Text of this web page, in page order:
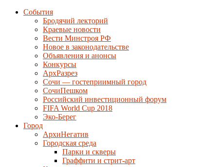
События
Бродячий лекторий
Краевые новости
Вести Минстроя РФ
Новое в законодательстве
Объявления и анонсы
Конкурсы
АрхРазрез
Сочи — гостеприимный город
СочиПешком
Российский инвестиционный форум
FIFA World Cup 2018
Эко-Берег
Город
АрхиНегатив
Городская среда
Парки и скверы
Граффити и стрит-арт